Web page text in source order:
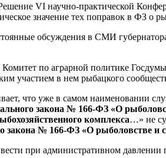
VI научно-практической
значение тех поправок в ФЗ о
обсуждения в СМИ
по аграрной политике
участием в нем рыбацкого
что уже в самом наименовании
закона № 166-ФЗ «О
комплекса…» не
закона № 166-ФЗ «О рыболовстве и
при административном давлении